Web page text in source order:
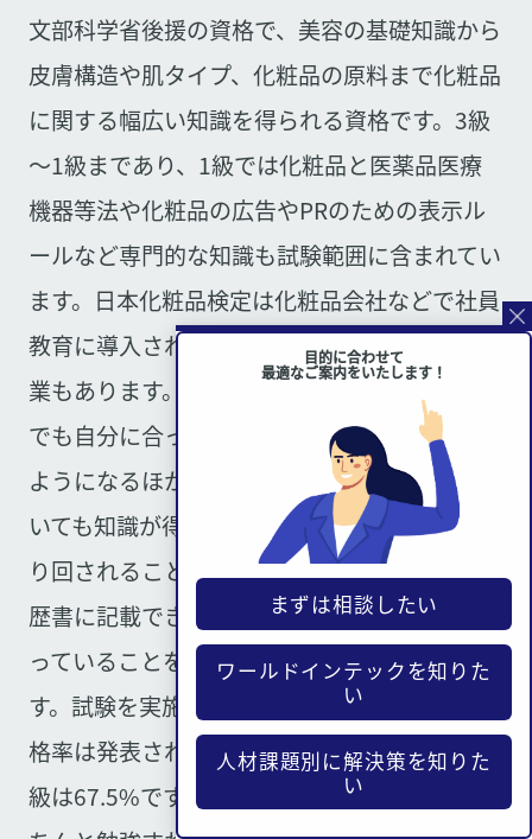
文部科学省後援の資格で、美容の基礎知識から
皮膚構造や肌タイプ、化粧品の原料まで化粧品
に関する幅広い知識を得られる資格です。3級
～1級まであり、1級では化粧品と医薬品医療
機器等法や化粧品の広告やPRのための表示ル
ールなど専門的な知識も試験範囲に含まれてい
ます。日本化粧品検定は化粧品会社などで社員
教育に導入されおり、昇格の条件にしている企
業もあります。また仕事だけではなく、私生活
でも自分に合った化粧品を自信を持って選べる
ようになるほか、メイク方法やスキンケアにつ
いても知識が得られるので、間違った情報に振
り回されることもなくなります。取得すれば履
歴書に記載できるので、企業に化粧品知識を持
っていることをアピールできることも特徴で
す。試験を実施している協会によると3級の合
格率は発表されていませんが、2級は71.3%、1
級は67.5%ですので7割前後の合格率です。き
目的に合わせて
最適なご案内をいたします！
まずは相談したい
ワールドインテックを知りた
い
人材課題別に解決策を知りた
い